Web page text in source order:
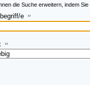
die Suche erweitern, indem
e